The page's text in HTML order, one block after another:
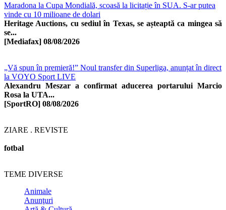
Maradona la Cupa Mondială, scoasă la licitație în SUA. S-ar putea
vinde cu 10 milioane de dolari
Heritage Auctions, cu sediul în Texas, se așteaptă ca mingea să
se...
[Mediafax] 08/08/2026
„Vă spun în premieră!” Noul transfer din Superliga, anunțat în direct
la VOYO Sport LIVE
Alexandru Meszar a confirmat aducerea portarului Marcio
Rosa la UTA...
[SportRO] 08/08/2026
ZIARE . REVISTE
fotbal
TEME DIVERSE
Animale
Anunţuri